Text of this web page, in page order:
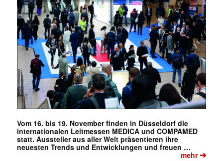
Mit dem |transkript-Newsletter
jede Woche aktuell informiert.
E-
Mail
(erforderlich)
Vom 16. bis 19. November finden in Düsseldorf die
internationalen Leitmessen MEDICA und COMPAMED
statt. Aussteller aus aller Welt präsentieren ihre
neuesten Trends und Entwicklungen und freuen …
mehr➔